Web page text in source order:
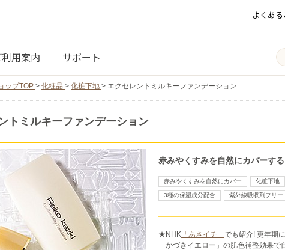
用案内 サポート
よくあ
ップTOP > 化粧品 > 化粧下地 > エクセレントミルキーファンデーション
トミルキーファンデーション
赤みやくすみを自然にカバーす
赤みやくすみを自然にカバー 化粧下地
3種の保湿成分配合 紫外線吸収剤フリー
★NHK 「あさイチ」 でも紹介! 更年期
「かづきイエロー」の肌色補整効果で